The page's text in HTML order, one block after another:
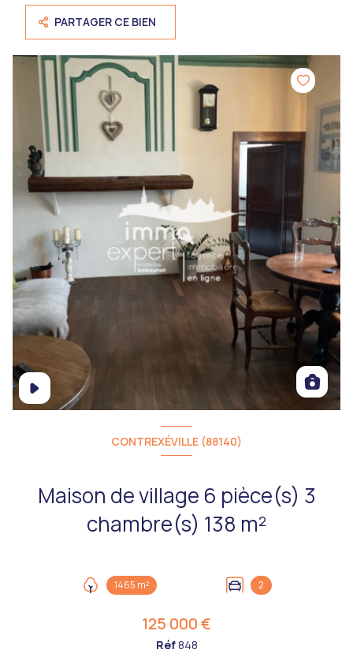
PARTAGER CE BIEN
CONTREXÉVILLE (88140)
Maison de village 6 pièce(s) 3
chambre(s) 138 m²
1465 m² 2
125 000 €
Réf848